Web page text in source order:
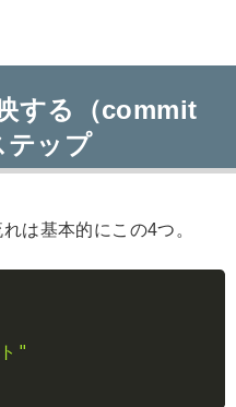
する（commit
テップ
は基本的にこの4つ。
"